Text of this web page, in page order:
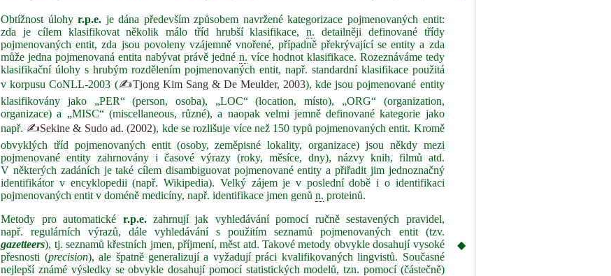
Obtížnost úlohyr.p.e. je dána především způsobem navržené kategorizace pojmenovaných entit:
zda je cílem klasifikovat několik málo tříd hrubší klasifikace,n. detailněji definované třídy
pojmenovaných entit, zda jsou povoleny vzájemně vnořené, případně překrývající se entity a zda
může jedna pojmenovaná entita nabývat právě jedné n. více hodnot klasifikace. Rozeznáváme tedy
klasifikační úlohy s hrubým rozdělením pojmenovaných entit, např. standardní klasifikace použitá
v korpusu CoNLL‑2003 (✍Tjong Kim Sang & De Meulder, 2003), kde jsou pojmenované entity
klasifikovány jako „PER“ (person, osoba), „LOC“ (location, místo), „ORG“ (organization,
organizace) a „MISC“ (miscellaneous, různé), a naopak velmi jemně definované kategorie jako
např. ✍Sekine & Sudo ad. (2002), kde se rozlišuje více než 150 typů pojmenovaných entit. Kromě
obvyklých tříd pojmenovaných entit (osoby, zeměpisné lokality, organizace) jsou někdy mezi
pojmenované entity zahrnovány i časové výrazy (roky, měsíce, dny), názvy knih, filmů atd.
V některých zadáních je také cílem disambiguovat pojmenované entity a přiřadit jim jednoznačný
identifikátor v encyklopedii (např. Wikipedia). Velký zájem je v poslední době i o identifikaci
pojmenovaných entit v doméně medicíny, např. identifikace jmen genůn. proteinů.
Metody pro automatické r.p.e.zahrnují jak vyhledávání pomocí ručně sestavených pravidel,
např. regulárních výrazů, dále vyhledávání s použitím seznamů pojmenovaných entit (tzv.
gazetteers), tj. seznamů křestních jmen, příjmení, měst atd. Takové metody obvykle dosahují vysoké
přesnosti (precision), ale špatně generalizují a vyžadují práci kvalifikovaných lingvistů. Současné
nejlepší známé výsledky se obvykle dosahují pomocí statistických modelů, tzn. pomocí (částečně)
◆